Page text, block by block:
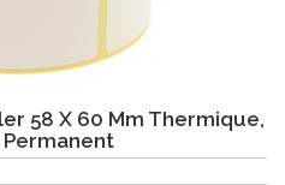
58 X 60 Mm Thermique,
Permanent